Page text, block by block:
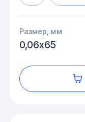
Размер, мм
0,06х65